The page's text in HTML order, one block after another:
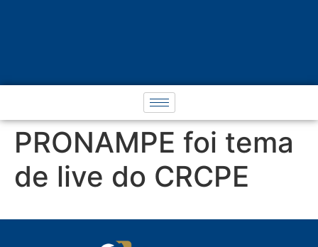
PRONAMPE foi tema
de live do CRCPE